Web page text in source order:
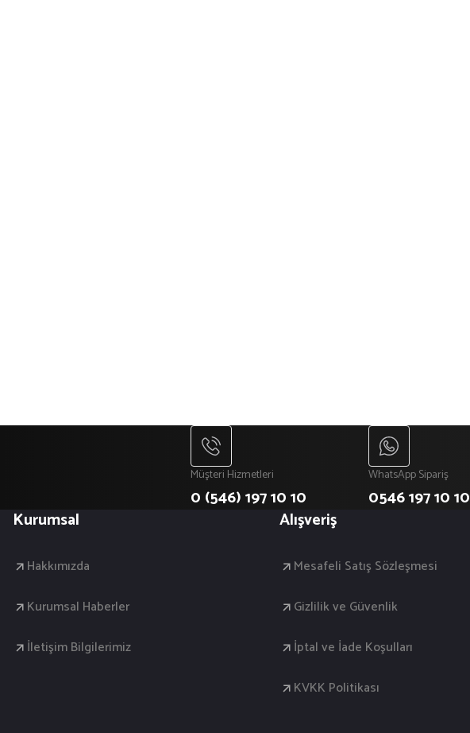
Müşteri Hizmetleri
0 (546) 197 10 10
WhatsApp Sipariş
0546 197 10 10
Kurumsal
Hakkımızda
Kurumsal Haberler
İletişim Bilgilerimiz
Alışveriş
Mesafeli Satış Sözleşmesi
Gizlilik ve Güvenlik
İptal ve İade Koşulları
KVKK Politikası